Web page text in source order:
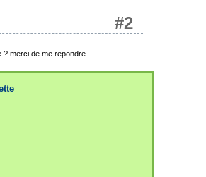
#2
? merci de me repondre